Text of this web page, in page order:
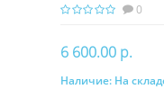
имени
0
6 600.00 р.
В корзину
Наличие: На